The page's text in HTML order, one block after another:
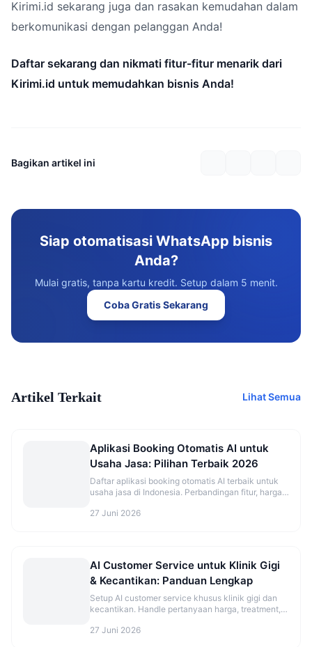
Kirimi.id sekarang juga dan rasakan kemudahan dalam
berkomunikasi dengan pelanggan Anda!
Daftar sekarang dan nikmati fitur-fitur menarik dari
Kirimi.id untuk memudahkan bisnis Anda!
Bagikan artikel ini
Siap otomatisasi WhatsApp bisnis
Anda?
Mulai gratis, tanpa kartu kredit. Setup dalam 5 menit.
Coba Gratis Sekarang
Artikel Terkait Lihat Semua
Aplikasi Booking Otomatis AI untuk
Usaha Jasa: Pilihan Terbaik 2026
Daftar aplikasi booking otomatis AI terbaik untuk
usaha jasa di Indonesia. Perbandingan fitur, harga,
27 Juni 2026
AI Customer Service untuk Klinik Gigi
& Kecantikan: Panduan Lengkap
Setup AI customer service khusus klinik gigi dan
kecantikan. Handle pertanyaan harga, treatment,
27 Juni 2026